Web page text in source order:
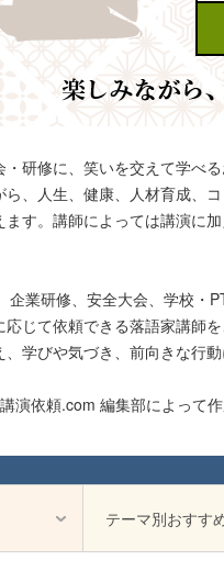
研修に、笑いを交えて学べ
、人生、健康、人材育成、
ます。講師によっては講演に
企業研修、安全大会、学校・
応じて依頼できる落語家講師
学びや気づき、前向きな行
演依頼.com 編集部によって
テーマ別おすす